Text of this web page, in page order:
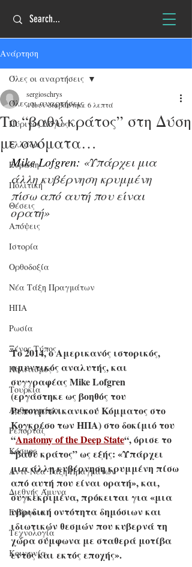
Ανάρτηση
Όλες οι αναρτήσεις
Πύρινος Λόγιος
Ελλάδα
Ευρώπη
Πολιτική
Θέσεις
Απόψεις
Ιστορία
Ορθοδοξία
Νέα Τάξη Πραγμάτων
ΗΠΑ
Ρωσία
Ξένος Τύπος
Πολιτισμός
Τουρκία
Αρθρογράφοι
Ρεπορτάζ
Κόσμος
Αντί-Νέα Τάξη Πραγμάτων
Διεθνής Άμυνα
Ενέργεια
Τεχνολογία
Κοινωνία
Όλες οι αναρτήσεις
Το “βαθύ κράτος” στη Δύση
με ονόματα…
sergioschrys
4 Ιουνδιαβάστηκε 6 λεπτά
Mike Lofgren: «Υπάρχει μια
άλλη κυβέρνηση κρυμμένη
πίσω από αυτή που είναι
ορατή»
Το 2014, ο Αμερικανός ιστορικός,
αμυντικός αναλυτής, και
συγγραφέας Mike Lofgren
(εργάστηκε ως βοηθός του
Ρεπουμπλικανικού Κόμματος στο
Κογκρέσο των ΗΠΑ) στο δοκίμιό του
“Anatomy of the Deep State“, όρισε το
“βαθύ κράτος” ως εξής: «Υπάρχει
μια άλλη κυβέρνηση κρυμμένη πίσω
από αυτή που είναι ορατή», και,
συγκεκριμένα, πρόκειται για «μια
υβριδική οντότητα δημόσιων και
ιδιωτικών θεσμών που κυβερνά τη
χώρα σύμφωνα με σταθερά μοτίβα
εντός και εκτός εποχής».